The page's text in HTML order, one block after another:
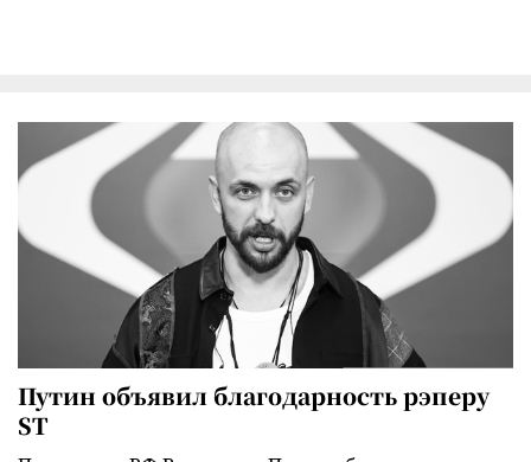
Путин объявил благодарность рэперу
ST